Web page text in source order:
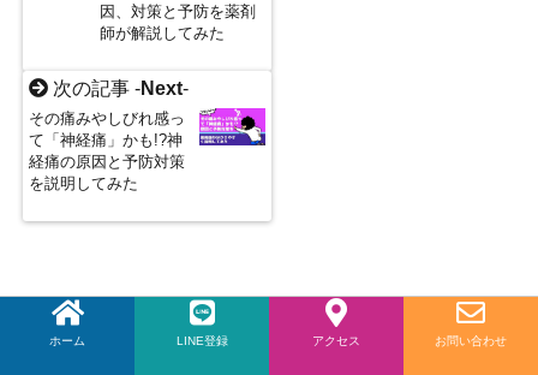
因、対策と予防を薬剤
師が解説してみた
次の記事 -Next-
その痛みやしびれ感っ
て「神経痛」かも!?神
経痛の原因と予防対策
を説明してみた
関連記事 - Related Posts
ホーム LINE登録 アクセス お問い合わせ